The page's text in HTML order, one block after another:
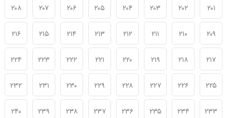
۲۰۱ ۲۰۲ ۲۰۳ ۲۰۴ ۲۰۵ ۲۰۶ ۲۰۷ ۲۰۸
۲۰۹ ۲۱۰ ۲۱۱ ۲۱۲ ۲۱۳ ۲۱۴ ۲۱۵ ۲۱۶
۲۱۷ ۲۱۸ ۲۱۹ ۲۲۰ ۲۲۱ ۲۲۲ ۲۲۳ ۲۲۴
۲۲۵ ۲۲۶ ۲۲۷ ۲۲۸ ۲۲۹ ۲۳۰ ۲۳۱ ۲۳۲
۲۳۳ ۲۳۴ ۲۳۵ ۲۳۶ ۲۳۷ ۲۳۸ ۲۳۹ ۲۴۰